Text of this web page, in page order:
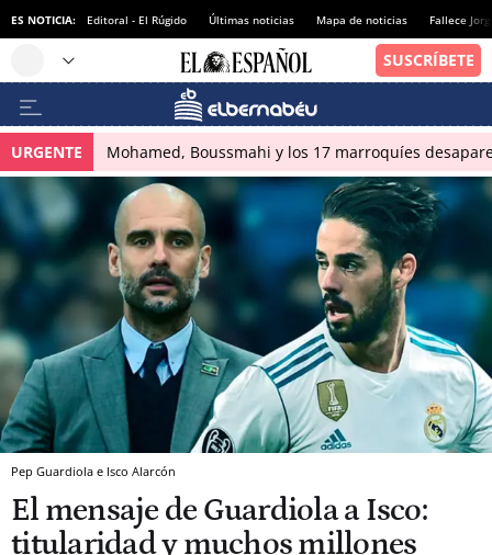
ES NOTICIA: Editoral - El Rúgido Últimas noticias Mapa de noticias Fallece
URGENTE Mohamed, Boussmahi y los 17 marroquíes
Pep Guardiola e Isco Alarcón
El mensaje de Guardiola a Isco:
titularidad y muchos millones